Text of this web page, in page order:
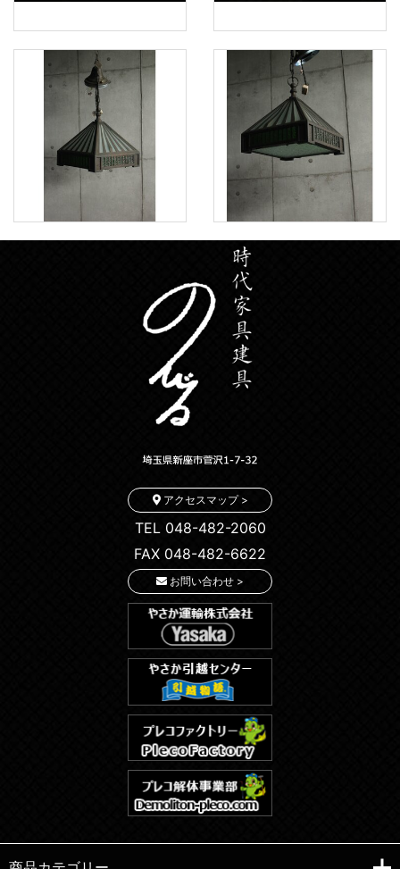
アクセスマップ >
TEL 048-482-2060
FAX 048-482-6622
お問い合わせ >